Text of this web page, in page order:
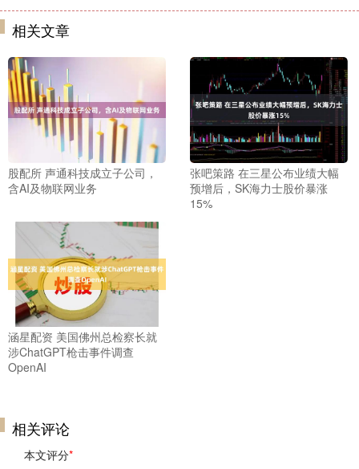
相关文章
股配所 声通科技成立子公司，
含AI及物联网业务
张吧策路 在三星公布业绩大幅
预增后，SK海力士股价暴涨
15%
涵星配资 美国佛州总检察长就
涉ChatGPT枪击事件调查
OpenAI
相关评论
本文评分*